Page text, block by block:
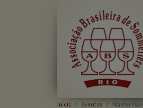
Início Eventos